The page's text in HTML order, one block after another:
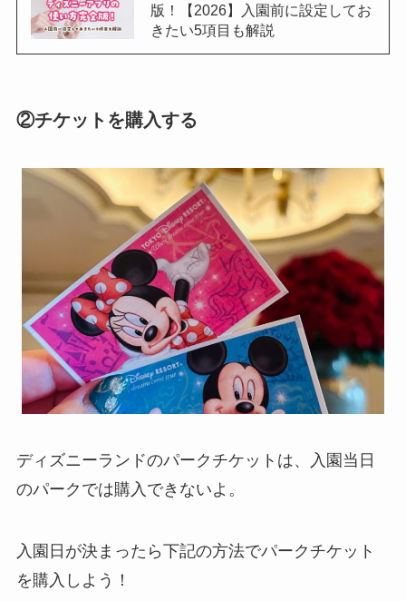
版！【2026】入園前に設定してお
きたい5項目も解説
②チケットを購入する
ディズニーランドのパークチケットは、入園当日
のパークでは購入できないよ。
入園日が決まったら下記の方法でパークチケット
を購入しよう！